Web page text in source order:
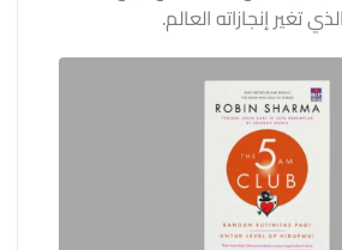
إنجازاته العالم.